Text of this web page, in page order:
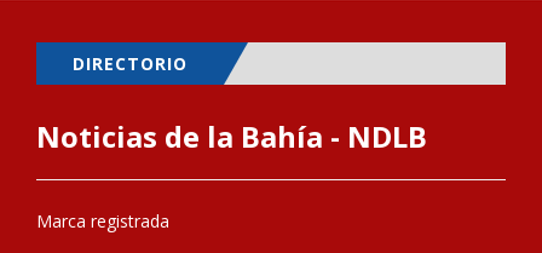
DIRECTORIO
Noticias de la Bahía - NDLB
Marca registrada